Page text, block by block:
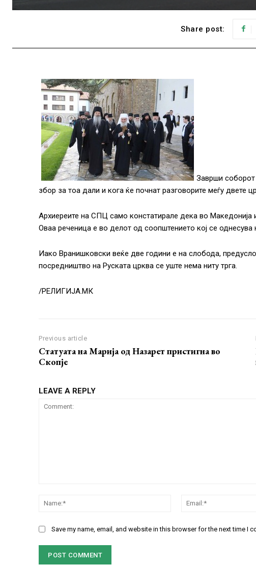
Share post:
Заврши
збор за тоа дали и кога ќе почнат разговорите меѓу двете
Архиереите на СПЦ само констатирале дека во
Оваа реченица е во делот од соопштението кој се
Иако Вранишковски веќе две години е на слобода,
посредништво на Руската црква се уште нема ниту трга.
/РЕЛИГИЈА.МК
Previous article
Статуата на Марија од Назарет пристигна во
Скопје
LEAVE A REPLY
Name:*
Save my name, email, and website in this browser for the next time I